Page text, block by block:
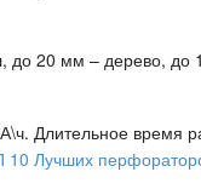
20 мм – дерево, до
Длительное время